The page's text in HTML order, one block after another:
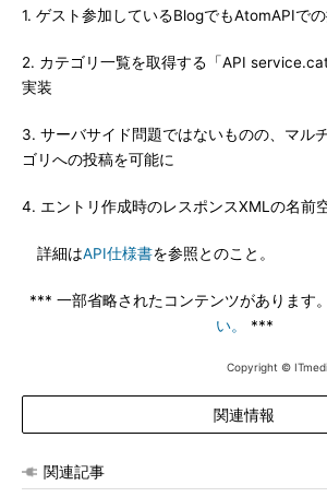
1. ゲスト参加しているBlogでもAtomAPIで
2. カテゴリ一覧を取得する「API
実装
3. サーバサイド問題ではないものの、マル
ゴリへの投稿を可能に
4. エントリ作成時のレスポンスXMLの名前
詳細はAPI仕様書を参照とのこと。
*** 一部省略されたコンテンツがあります。
い。
***
Copyright ©
関連情報
関連記事